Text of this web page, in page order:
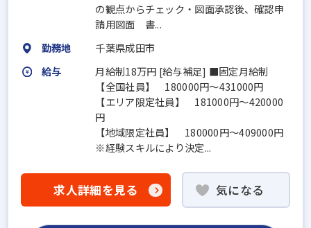
の観点からチェック・図面承認後、確認申
請用図面 書...
勤務地
千葉県成田市
給与
月給制18万円 [給与補足] ■固定月給制
【全国社員】 180000円～431000円
【エリア限定社員】 181000円～420000
円
【地域限定社員】 180000円～409000円
※経験スキルにより決定...
求人詳細を見る 気になる